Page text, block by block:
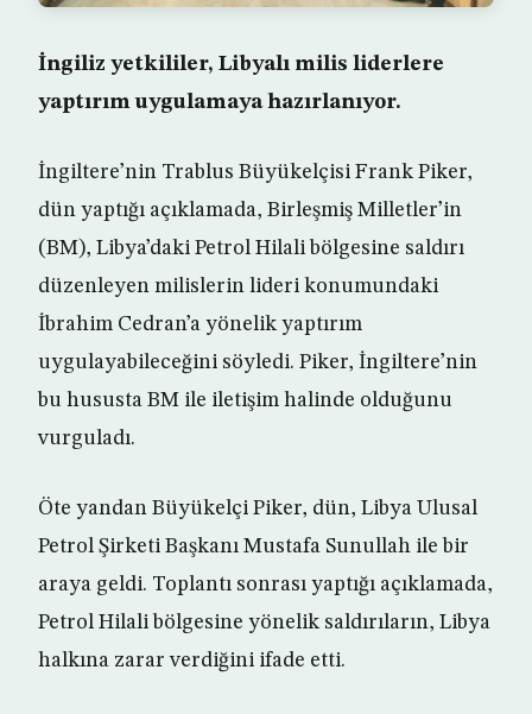
İngiliz yetkililer, Libyalı milis liderlere
yaptırım uygulamaya hazırlanıyor.
İngiltere’nin Trablus Büyükelçisi Frank Piker,
dün yaptığı açıklamada, Birleşmiş Milletler’in
(BM), Libya’daki Petrol Hilali bölgesine saldırı
düzenleyen milislerin lideri konumundaki
İbrahim Cedran’a yönelik yaptırım
uygulayabileceğini söyledi. Piker, İngiltere’nin
bu hususta BM ile iletişim halinde olduğunu
vurguladı.
Öte yandan Büyükelçi Piker, dün, Libya Ulusal
Petrol Şirketi Başkanı Mustafa Sunullah ile bir
araya geldi. Toplantı sonrası yaptığı açıklamada,
Petrol Hilali bölgesine yönelik saldırıların, Libya
halkına zarar verdiğini ifade etti.